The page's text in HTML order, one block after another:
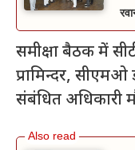
समीक्षा बैठक में
प्रामिन्दर,
संबंधित अधिकारी